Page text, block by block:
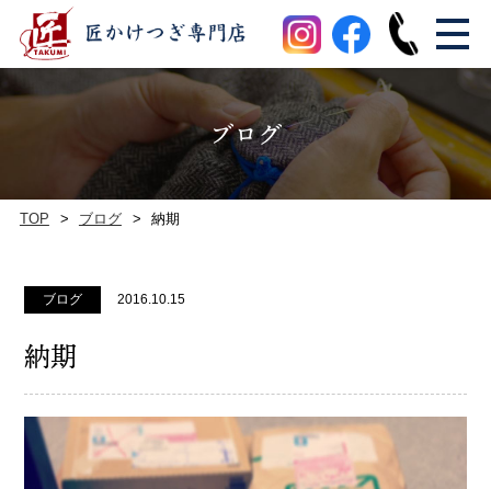
ブログ
TOP ブログ 納期
ブログ 2016.10.15
納期